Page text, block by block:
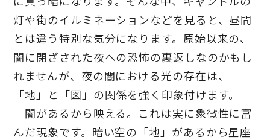
灯や街のイルミネーションなどを見ると、昼間
とは違う特別な気分になります。原始以来の、
闇に閉ざされた夜への恐怖の裏返しなのかもし
れませんが、夜の闇における光の存在は、
「地」と「図」の関係を強く印象付けます。
闇があるから映える。これは実に象徴性に富
んだ現象です。暗い空の「地」があるから星座